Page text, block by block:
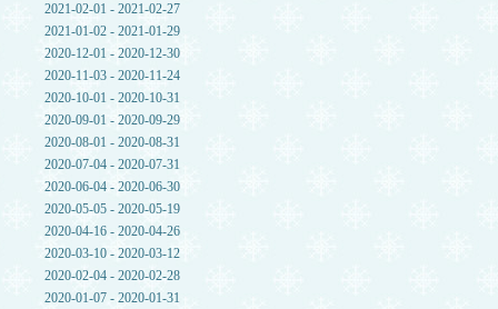
2021-02-01 - 2021-02-27
2021-01-02 - 2021-01-29
2020-12-01 - 2020-12-30
2020-11-03 - 2020-11-24
2020-10-01 - 2020-10-31
2020-09-01 - 2020-09-29
2020-08-01 - 2020-08-31
2020-07-04 - 2020-07-31
2020-06-04 - 2020-06-30
2020-05-05 - 2020-05-19
2020-04-16 - 2020-04-26
2020-03-10 - 2020-03-12
2020-02-04 - 2020-02-28
2020-01-07 - 2020-01-31